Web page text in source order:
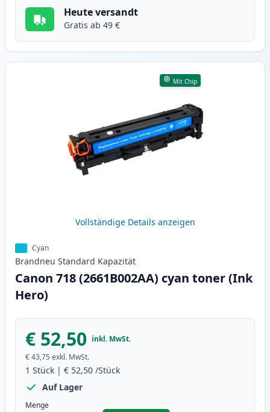
Heute versandt
Gratis ab 49 €
Mit Chip
Vollständige Details anzeigen
Cyan
Brandneu Standard Kapazität
Canon 718 (2661B002AA) cyan toner (Ink
Hero)
€ 52,50 inkl. MwSt.
€ 43,75 exkl. MwSt.
1 Stück | € 52,50 /Stück
Auf Lager
Menge